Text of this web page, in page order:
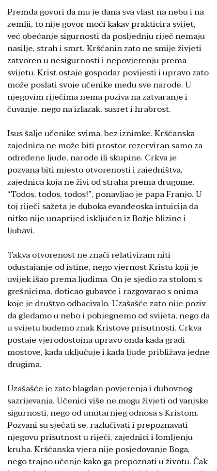
Premda govori da mu je dana sva vlast na nebu i na
zemlji, to nije govor moći kakav prakticira svijet,
već obećanje sigurnosti da posljednju riječ nemaju
nasilje, strah i smrt. Kršćanin zato ne smije živjeti
zatvoren u nesigurnosti i nepovjerenju prema
svijetu. Krist ostaje gospodar povijesti i upravo zato
može poslati svoje učenike među sve narode. U
njegovim riječima nema poziva na zatvaranje i
čuvanje, nego na izlazak, susret i hrabrost.
Isus šalje učenike svima, bez iznimke. Kršćanska
zajednica ne može biti prostor rezerviran samo za
određene ljude, narode ili skupine. Crkva je
pozvana biti mjesto otvorenosti i zajedništva,
zajednica koja ne živi od straha prema drugome.
“Todos, todos, todos!”, ponavljao je papa Franjo. U
toj riječi sažeta je duboka evanđeoska intuicija da
nitko nije unaprijed isključen iz Božje blizine i
ljubavi.
Takva otvorenost ne znači relativizam niti
odustajanje od istine, nego vjernost Kristu koji je
uvijek išao prema ljudima. On je sjedio za stolom s
grešnicima, doticao gubavce i razgovarao s onima
koje je društvo odbacivalo. Uzašašće zato nije poziv
da gledamo u nebo i pobjegnemo od svijeta, nego da
u svijetu budemo znak Kristove prisutnosti. Crkva
postaje vjerodostojna upravo onda kada gradi
mostove, kada uključuje i kada ljude približava jedne
drugima.
Uzašašće je zato blagdan povjerenja i duhovnog
sazrijevanja. Učenici više ne mogu živjeti od vanjske
sigurnosti, nego od unutarnjeg odnosa s Kristom.
Pozvani su sjećati se, razlučivati i prepoznavati
njegovu prisutnost u riječi, zajednici i lomljenju
kruha. Kršćanska vjera nije posjedovanje Boga,
nego trajno učenje kako ga prepoznati u životu. Čak